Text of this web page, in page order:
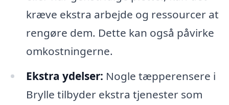
kræve ekstra arbejde og ressourcer at
rengøre dem. Dette kan også påvirke
omkostningerne.
Ekstra ydelser: Nogle tæpperensere i
Brylle tilbyder ekstra tjenester som